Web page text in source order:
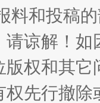
料和投稿
谅解！
权和其它
先行撤